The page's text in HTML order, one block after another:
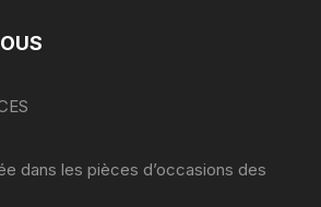
dans les pièces d’occasions des